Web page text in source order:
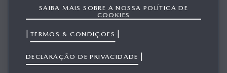
MATERIAIS
RELACIONADOS
SAIBA MAIS SOBRE A NOSSA POLÍTICA DE
COOKIES
| TERMOS & CONDIÇÕES |
DECLARAÇÃO DE PRIVACIDADE |